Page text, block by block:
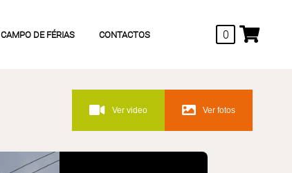
CAMPO DE FÉRIAS CONTACTOS 0
Ver video Ver fotos